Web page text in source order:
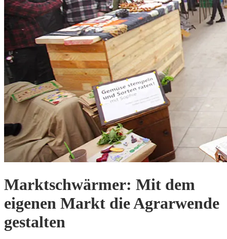
Marktschwärmer: Mit dem
eigenen Markt die Agrarwende
gestalten